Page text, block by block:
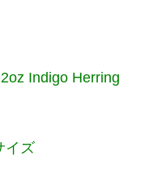
Indigo Herring
イズ